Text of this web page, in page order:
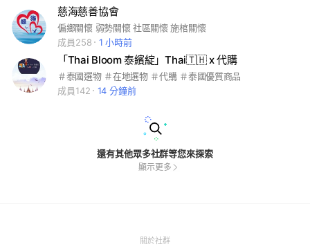
慈海慈善協會
偏鄉關懷 弱勢關懷 社區關懷 施棺關懷
成員258
1 小時前
「Thai Bloom 泰繽綻」Thai🇹🇭 x 代購
＃泰國選物 ＃在地選物 ＃代購 ＃泰國優質商品
成員142
14 分鐘前
還有其他眾多社群等您來探索
顯示更多
關於社群(Open